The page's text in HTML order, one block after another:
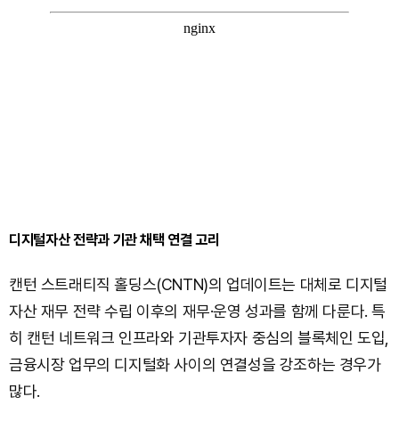
디지털자산 전략과 기관 채택 연결 고리
캔턴 스트래티직 홀딩스(CNTN)의 업데이트는 대체로 디지털
자산 재무 전략 수립 이후의 재무·운영 성과를 함께 다룬다. 특
히 캔턴 네트워크 인프라와 기관투자자 중심의 블록체인 도입,
금융시장 업무의 디지털화 사이의 연결성을 강조하는 경우가
많다.